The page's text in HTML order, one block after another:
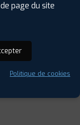
page du site
Politique de cookies